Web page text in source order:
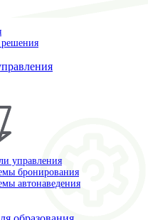
решения
управления
бронирования
автонаведения